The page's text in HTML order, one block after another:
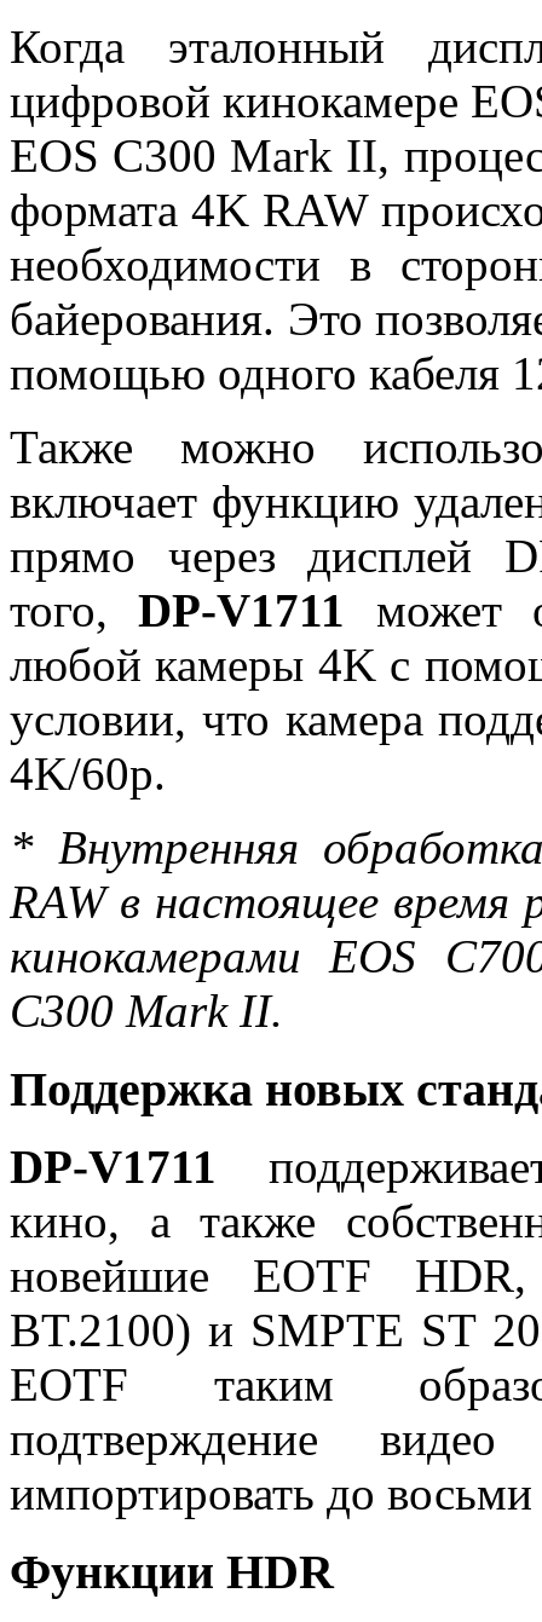
Когда эталонный
цифровой кинокамере
EOS C300 Mark II,
формата 4K RAW
необходимости в
байерования. Это
помощью одного кабеля
Также можно
включает функцию
прямо через дисплей
того,DP-V1711 может
любой камеры 4K с
условии, что камера
4K/60p.
* Внутренняя
RAW в настоящее
кинокамерами EOS
C300 Mark II.
Поддержка новых
DP-V1711
кино, а также
новейшие EOTF
BT.2100) и SMPTE ST
EOTF таким
подтверждение
импортировать до
Функции HDR